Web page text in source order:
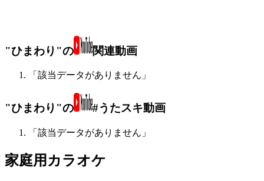
"ひまわり"の 関連動画
「該当データがありません」
"ひまわり"の #うたスキ動画
「該当データがありません」
家庭用カラオケ